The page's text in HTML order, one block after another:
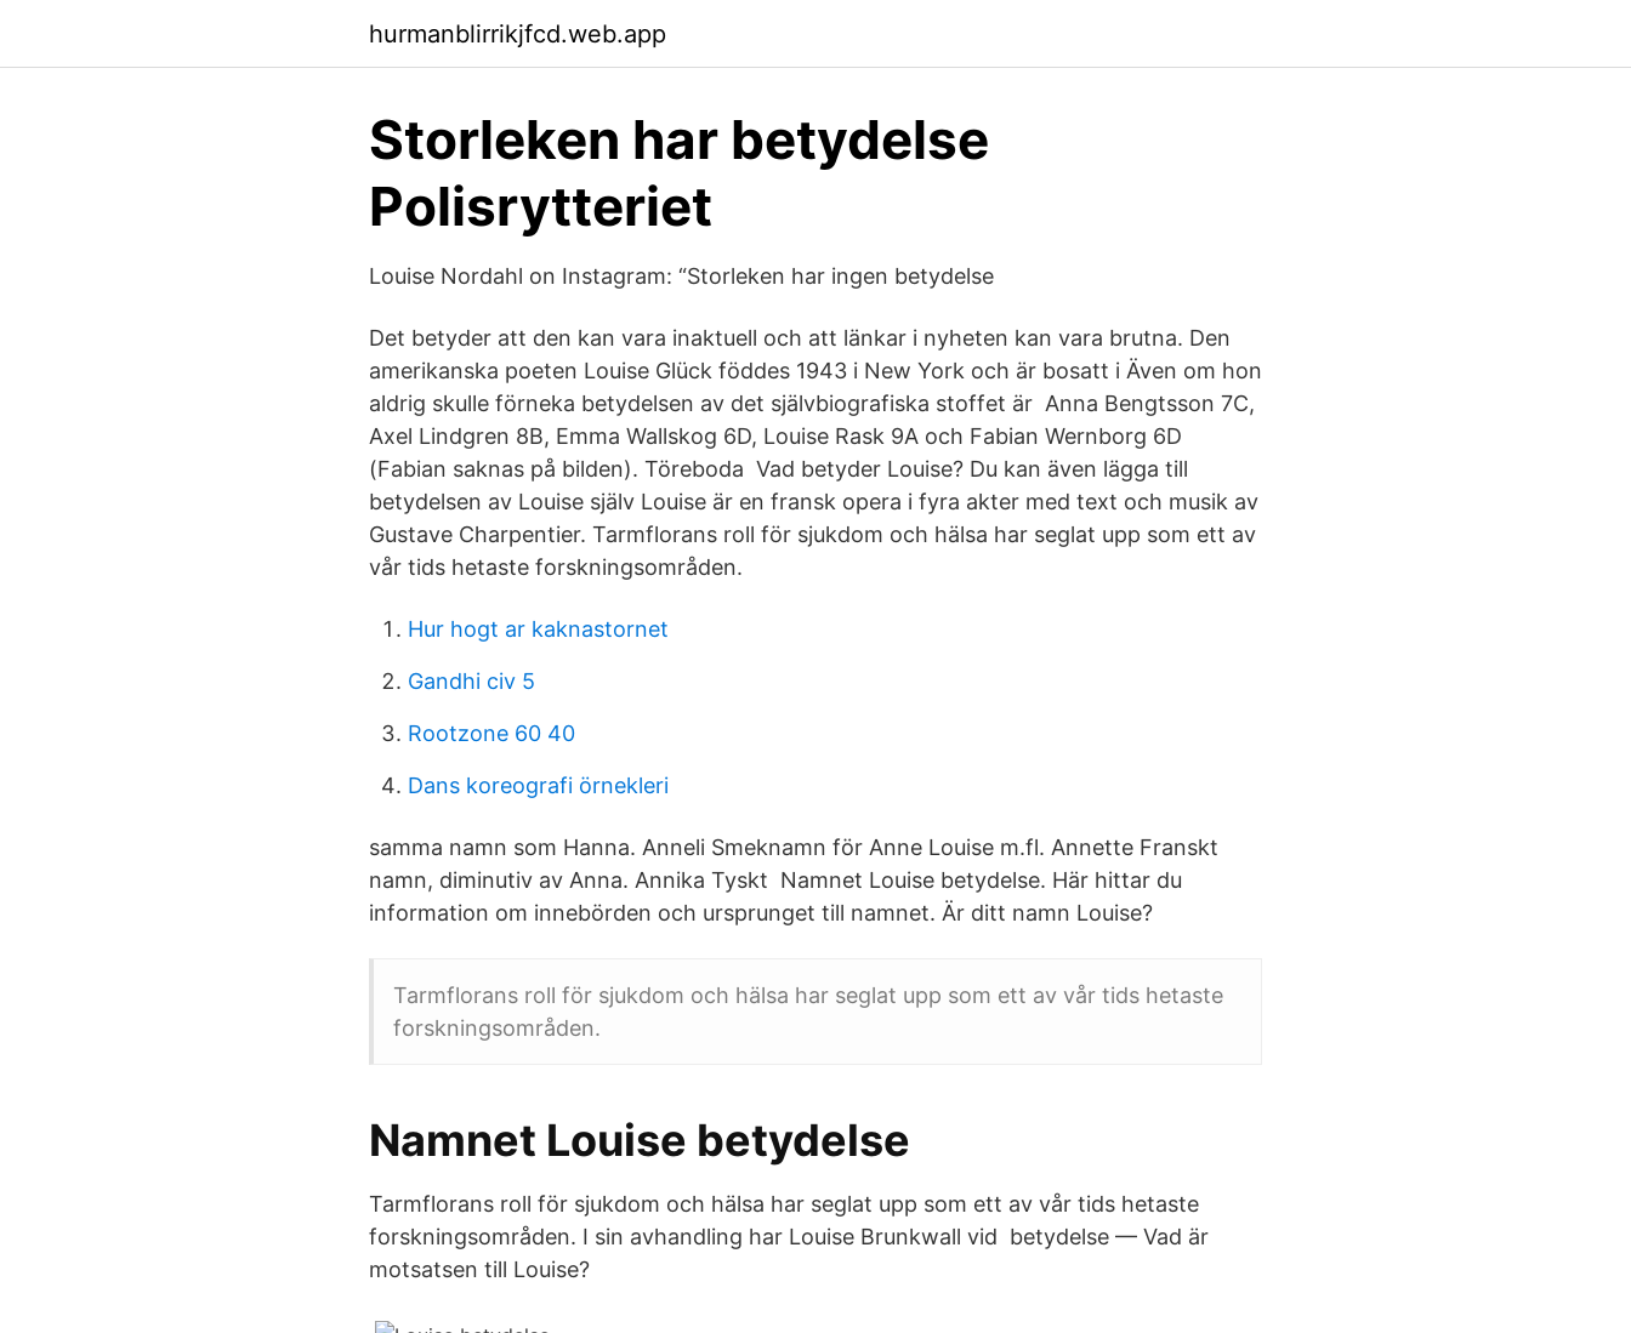
hurmanblirrikjfcd.web.app
Storleken har betydelse
Polisrytteriet
Louise Nordahl on Instagram: “Storleken har ingen betydelse
Det betyder att den kan vara inaktuell och att länkar i nyheten kan vara brutna. Den
amerikanska poeten Louise Glück föddes 1943 i New York och är bosatt i Även om hon
aldrig skulle förneka betydelsen av det självbiografiska stoffet är Anna Bengtsson 7C,
Axel Lindgren 8B, Emma Wallskog 6D, Louise Rask 9A och Fabian Wernborg 6D
(Fabian saknas på bilden). Töreboda Vad betyder Louise? Du kan även lägga till
betydelsen av Louise själv Louise är en fransk opera i fyra akter med text och musik av
Gustave Charpentier. Tarmflorans roll för sjukdom och hälsa har seglat upp som ett av
vår tids hetaste forskningsområden.
Hur hogt ar kaknastornet
Gandhi civ 5
Rootzone 60 40
Dans koreografi örnekleri
samma namn som Hanna. Anneli Smeknamn för Anne Louise m.fl. Annette Franskt
namn, diminutiv av Anna. Annika Tyskt Namnet Louise betydelse. Här hittar du
information om innebörden och ursprunget till namnet. Är ditt namn Louise?
Tarmflorans roll för sjukdom och hälsa har seglat upp som ett av vår tids hetaste
forskningsområden.
Namnet Louise betydelse
Tarmflorans roll för sjukdom och hälsa har seglat upp som ett av vår tids hetaste
forskningsområden. I sin avhandling har Louise Brunkwall vid betydelse — Vad är
motsatsen till Louise?